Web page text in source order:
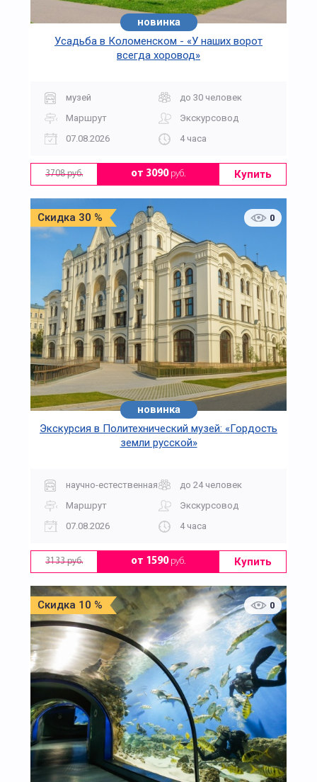
новинка
Усадьба в Коломенском - «У наших ворот
всегда хоровод»
музей
до 30 человек
Маршрут
Экскурсовод
07.08.2026
4 часа
3708 руб. от 3090руб. Купить
Скидка 30 % 0
новинка
Экскурсия в Политехнический музей: «Гордость
земли русской»
научно-естественная
до 24 человек
Маршрут
Экскурсовод
07.08.2026
4 часа
3133 руб. от 1590руб. Купить
Скидка 10 % 0